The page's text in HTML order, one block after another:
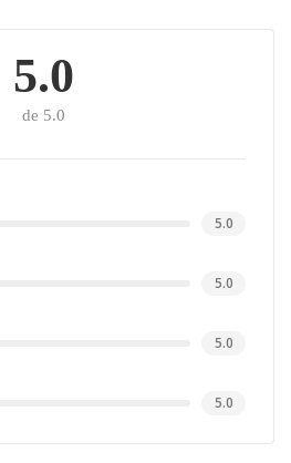
5.0
de 5.0
5.0
5.0
5.0
5.0